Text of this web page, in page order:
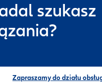
szukasz
Zapraszamy do działu